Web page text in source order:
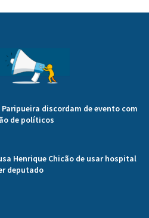
discordam de evento com
de políticos
Henrique Chicão de usar hospital
deputado